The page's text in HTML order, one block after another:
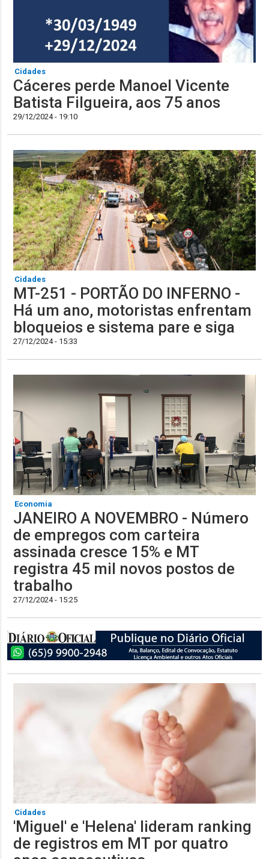
Cidades
Cáceres perde Manoel Vicente
Batista Filgueira, aos 75 anos
29/12/2024 - 19:10
Cidades
MT-251 - PORTÃO DO INFERNO -
Há um ano, motoristas enfrentam
bloqueios e sistema pare e siga
27/12/2024 - 15:33
Economia
JANEIRO A NOVEMBRO - Número
de empregos com carteira
assinada cresce 15% e MT
registra 45 mil novos postos de
trabalho
27/12/2024 - 15:25
Cidades
'Miguel' e 'Helena' lideram ranking
de registros em MT por quatro